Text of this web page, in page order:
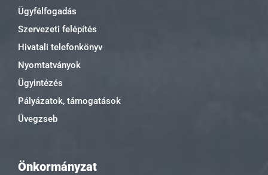
Ügyfélfogadás
Szervezeti felépítés
Hivatali telefonkönyv
Nyomtatványok
Ügyintézés
Pályázatok, támogatások
Üvegzseb
Önkormányzat